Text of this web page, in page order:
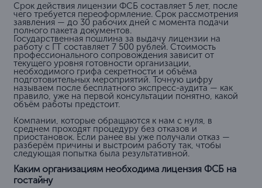
Срок действия лицензии ФСБ составляет 5 лет, после
чего требуется переоформление. Срок рассмотрения
заявления — до 30 рабочих дней с момента подачи
полного пакета документов.
Государственная пошлина за выдачу лицензии на
работу с ГТ составляет 7 500 рублей. Стоимость
профессионального сопровождения зависит от
текущего уровня готовности организации,
необходимого грифа секретности и объёма
подготовительных мероприятий. Точную цифру
называем после бесплатного экспресс-аудита — как
правило, уже на первой консультации понятно, какой
объём работы предстоит.
Компании, которые обращаются к нам с нуля, в
среднем проходят процедуру без отказов и
приостановок. Если ранее вы уже получали отказ —
разберём причины и выстроим работу так, чтобы
следующая попытка была результативной.
Каким организациям необходима лицензия ФСБ на
гостайну